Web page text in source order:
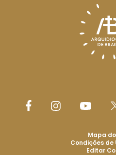
Mapa
Condições
Editar